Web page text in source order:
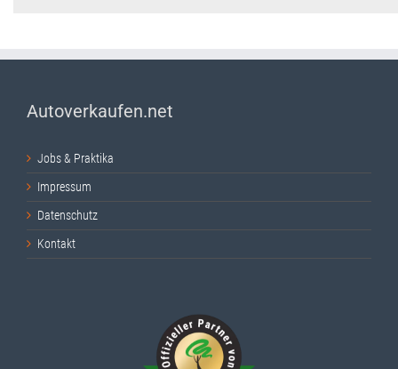
Autoverkaufen.net
Jobs & Praktika
Impressum
Datenschutz
Kontakt